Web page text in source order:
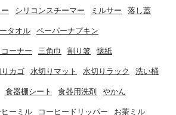
シリコンスチーマー ミルサー 落し蓋
タオル ペーパーナプキン
ーナー 三角巾 割り箸 懐紙
カゴ 水切りマット 水切りラック 洗い桶
食器棚シート 食器用洗剤 やかん
ヒーミル コーヒードリッパー お茶ミル